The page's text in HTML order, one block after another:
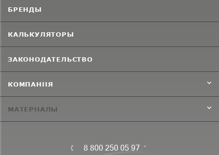
БРЕНДЫ
КАЛЬКУЛЯТОРЫ
ЗАКОНОДАТЕЛЬСТВО
КОМПАНИЯ
МАТЕРИАЛЫ
8 800 250 05 97